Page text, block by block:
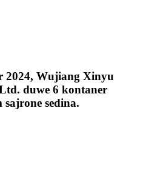
2024, Wujiang Xinyu
duwe 6 kontaner
sedina.